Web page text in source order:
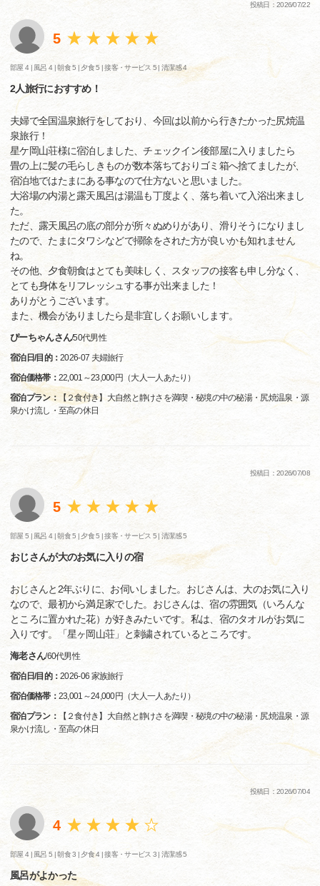
投稿日：2026/07/22
5
部屋 4 | 風呂 4 |朝食 5 | 夕食 5 |接客・サービス 5 |清潔感 4
2人旅行におすすめ！
夫婦で全国温泉旅行をしており、今回は以前から行きたかった尻焼温
泉旅行！
星ケ岡山荘様に宿泊しました、チェックイン後部屋に入りましたら
畳の上に髪の毛らしきものが数本落ちておりゴミ箱へ捨てましたが、
宿泊地ではたまにある事なので仕方ないと思いました。
大浴場の内湯と露天風呂は湯温も丁度よく、落ち着いて入浴出来まし
た。
ただ、露天風呂の底の部分が所々ぬめりがあり、滑りそうになりまし
たので、たまにタワシなどで掃除をされた方が良いかも知れません
ね。
その他、夕食朝食はとても美味しく、スタッフの接客も申し分なく、
とても身体をリフレッシュする事が出来ました！
ありがとうございます。
また、機会がありましたら是非宜しくお願いします。
ぴーちゃんさん/50代男性
宿泊日/目的：2026-07 夫婦旅行
宿泊価格帯： 22,001～23,000円（大人一人あたり）
宿泊プラン：
【２食付き】大自然と静けさを満喫・秘境の中の秘湯・尻焼温泉・源
泉かけ流し・至高の休日
投稿日：2026/07/08
5
部屋 5 | 風呂 4 |朝食 5 | 夕食 5 |接客・サービス 5 |清潔感 5
おじさんが大のお気に入りの宿
おじさんと2年ぶりに、お伺いしました。おじさんは、大のお気に入り
なので、最初から満足家でした。おじさんは、宿の雰囲気（いろんな
ところに置かれた花）が好きみたいです。私は、宿のタオルがお気に
入りです。「星ヶ岡山荘」と刺繍されているところです。
海老さん/60代男性
宿泊日/目的：2026-06 家族旅行
宿泊価格帯： 23,001～24,000円（大人一人あたり）
宿泊プラン：
【２食付き】大自然と静けさを満喫・秘境の中の秘湯・尻焼温泉・源
泉かけ流し・至高の休日
投稿日：2026/07/04
4
部屋 4 | 風呂 5 |朝食 3 | 夕食 4 |接客・サービス 3 |清潔感 5
風呂がよかった